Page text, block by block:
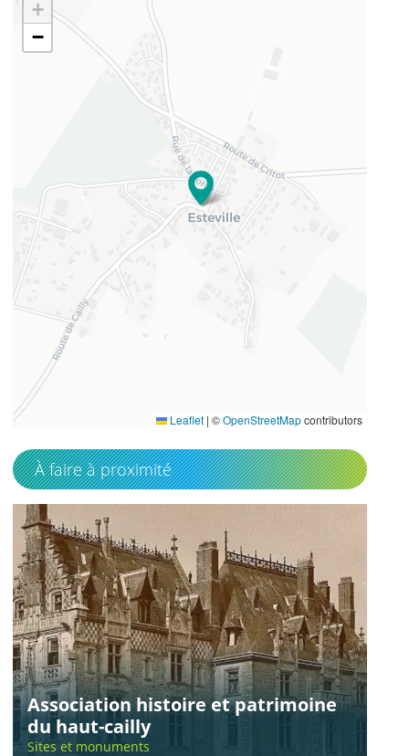
49.6063949
1.22207845
+
−
Leaflet | ©OpenStreetMapcontributors
À faire à proximité
Association histoire et patrimoine
du haut-cailly
Sites et monuments